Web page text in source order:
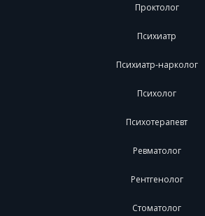
Проктолог
Психиатр
Психиатр-нарколог
Психолог
Психотерапевт
Ревматолог
Рентгенолог
Стоматолог